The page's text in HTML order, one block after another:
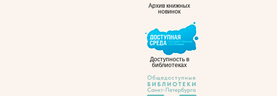
Архив книжных
новинок
Доступность в
библиотеках